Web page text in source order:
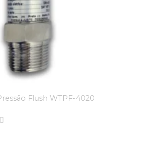
Flush WTPF-4020